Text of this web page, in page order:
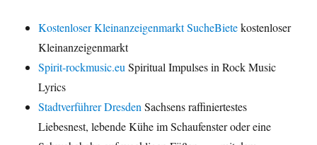
Kostenloser Kleinanzeigenmarkt SucheBietekostenloser
Kleinanzeigenmarkt
Spirit-rockmusic.eu Spiritual Impulses in Rock Music
Lyrics
Stadtverführer Dresden Sachsens raffiniertestes
Liebesnest, lebende Kühe im Schaufenster oder eine